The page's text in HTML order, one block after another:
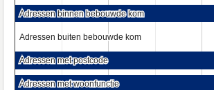
Adressen binnen bebouwde kom
Adressen binnen bebouwde kom
Adressen buiten bebouwde kom
Adressen buiten bebouwde kom
Adressen met postcode
Adressen met postcode
Adressen met woonfunctie
Adressen met woonfunctie